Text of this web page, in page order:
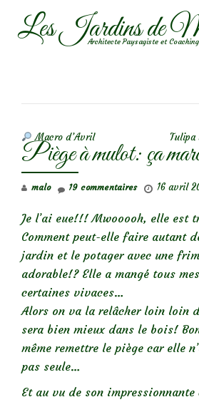
AllerLes Jardins de
Architecte Paysagiste et
Macro d’Avril Tulipa
Piège à mulot: ça
malo 16 avril
19 commentaires
Je l’ai eue!!! Mwooooh, elle est
Comment peut-elle faire autant
jardin et le potager avec une
adorable!? Elle a mangé tous
certaines vivaces…
Alors on va la relâcher loin loin
sera bien mieux dans le bois!
même remettre le piège car elle
pas seule…
Et au vu de son